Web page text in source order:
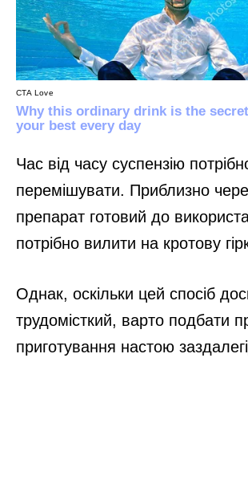
Час від часу суспензію
перемішувати. Приблизно
препарат готовий до
потрібно вилити на кротову
Однак, оскільки цей спосіб
трудомісткий, варто подбати
приготування настою